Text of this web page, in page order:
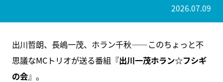
2026.07.09
出川哲朗、長嶋一茂、ホラン千秋――このちょっと不
思議なMCトリオが送る番組『出川一茂ホラン☆フシギ
の会』。